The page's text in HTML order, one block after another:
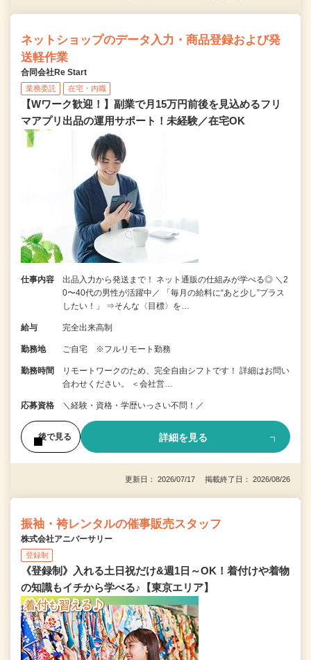
ネットショップのデータ入力・商品登録および発
送軽作業
合同会社Re Start
業務委託 在宅・内職
【Wワーク歓迎！】副業で月15万円前後を見込めるフリ
マアプリ出品の運用サポート！未経験／在宅OK
仕事内容
出品入力から発送まで！ ネット通販の仕組みが学べる◎ ＼2
0〜40代の男性が活躍中／ 「毎月の給料に“あと少し”プラス
したい！」 ⇒そんな〈目標〉を…
給与 完全出来高制
勤務地 ご自宅 ※フルリモート勤務
勤務時間
リモートワークのため、完全自由シフトです！ 詳細はお問い
合わせください。 ＜会社営…
応募資格 ＼経験・資格・学歴いっさい不問！／
後で見る 詳細を見る
更新日： 2026/07/17 掲載終了日： 2026/08/26
振袖・袴レンタルの催事販売スタッフ
株式会社アニバーサリー
登録制
《登録制》入れる土日祝だけ&週1日～OK！着付けや着物
の知識もイチから学べる♪【東京エリア】